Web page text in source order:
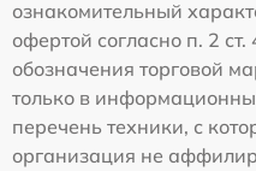
ознакомительный
офертой согласно п. 2
обозначения торговой
только в
перечень техники, с
организация не